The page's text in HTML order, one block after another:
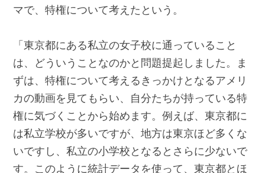
マで、特権について考えたという。
「東京都にある私立の女子校に通っていること
は、どういうことなのかと問題提起しました。ま
ずは、特権について考えるきっかけとなるアメリ
カの動画を見てもらい、自分たちが持っている特
権に気づくことから始めます。例えば、東京都に
は私立学校が多いですが、地方は東京ほど多くな
いですし、私立の小学校となるとさらに少ないで
す。このように統計データを使って、東京都とほ